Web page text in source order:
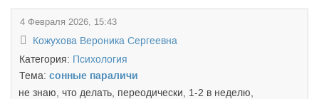
4 Февраля 2026, 15:43
Кожухова Вероника Сергеевна
Категория: Психология
Тема: сонные параличи
не знаю, что делать, переодически, 1-2 в неделю,